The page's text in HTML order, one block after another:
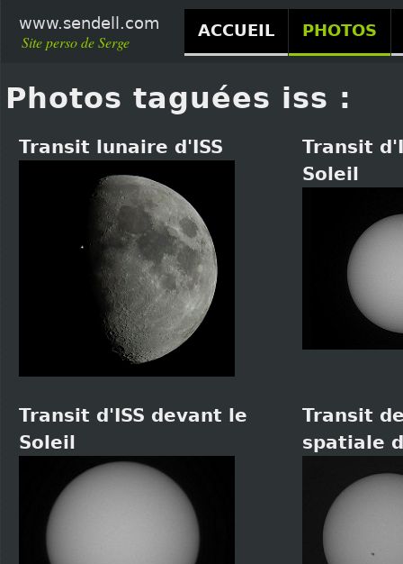
Photos taguées iss :
Transit lunaire d'ISS
Transit
Soleil
Transit d'ISS devant le
Soleil
Transit
spatiale
www.sendell.com ACCUEIL PHOTOS
Site perso de Serge